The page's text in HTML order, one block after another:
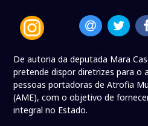
De autoria da deputada Mara
pretende dispor diretrizes para o
pessoas portadoras de Atrofia
(AME), com o objetivo de
integral no Estado.